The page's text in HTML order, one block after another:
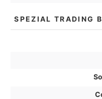
SPEZIAL TRADING